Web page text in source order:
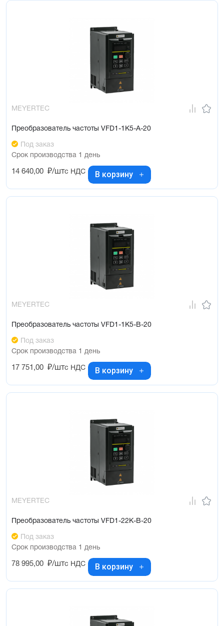
MEYERTEC
Преобразователь частоты VFD1-1K5-A-20
Под заказ
Срок производства 1 день
14 640,00 ₽/штс НДС В корзину
MEYERTEC
Преобразователь частоты VFD1-1K5-B-20
Под заказ
Срок производства 1 день
17 751,00 ₽/штс НДС В корзину
MEYERTEC
Преобразователь частоты VFD1-22K-B-20
Под заказ
Срок производства 1 день
78 995,00 ₽/штс НДС В корзину